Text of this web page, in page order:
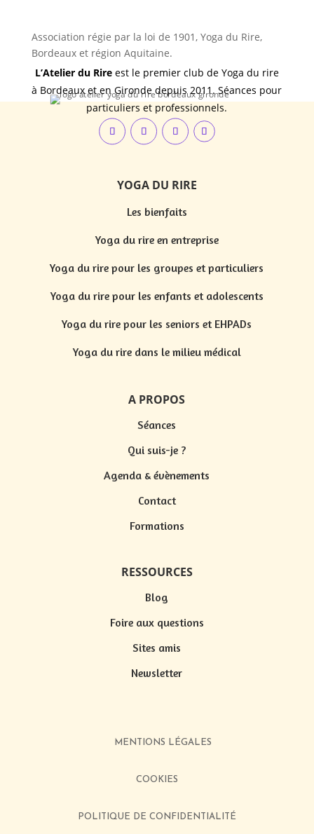
Association régie par la loi de 1901, Yoga du Rire,
Bordeaux et région Aquitaine.
L’Atelier du Rireest le premier club de Yoga du rire
à Bordeaux et en Gironde depuis 2011. Séances pour
particuliers et professionnels.
YOGA DU RIRE
Les bienfaits
Yoga du rire en entreprise
Yoga du rire pour les groupes et particuliers
Yoga du rire pour les enfants et adolescents
Yoga du rire pour les seniors et EHPADs
Yoga du rire dans le milieu médical
A PROPOS
Séances
Qui suis-je ?
Agenda & évènements
Contact
Formations
RESSOURCES
Blog
Foire aux questions
Sites amis
Newsletter
MENTIONS LÉGALES
COOKIES
POLITIQUE DE CONFIDENTIALITÉ